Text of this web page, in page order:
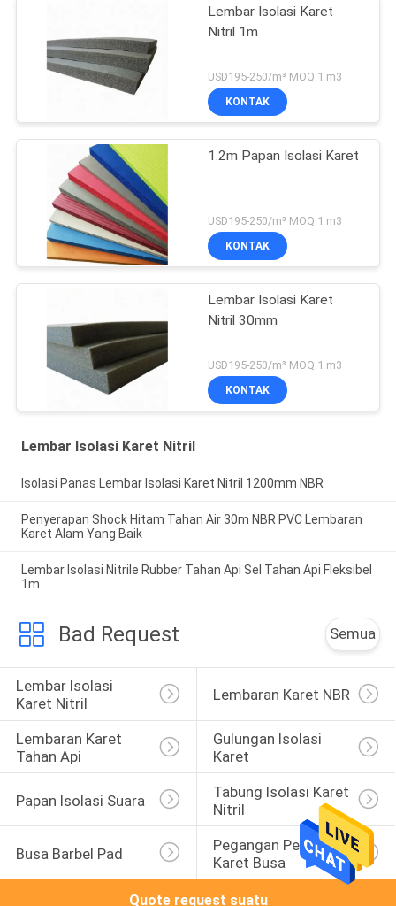
Lembar Isolasi Karet
Nitril 1m
USD195-250/m³ MOQ:1 m3
KONTAK
1.2m Papan Isolasi Karet
USD195-250/m³ MOQ:1 m3
KONTAK
Lembar Isolasi Karet
Nitril 30mm
USD195-250/m³ MOQ:1 m3
KONTAK
Lembar Isolasi Karet Nitril
Isolasi Panas Lembar Isolasi Karet Nitril 1200mm NBR
Penyerapan Shock Hitam Tahan Air 30m NBR PVC Lembaran
Karet Alam Yang Baik
Lembar Isolasi Nitrile Rubber Tahan Api Sel Tahan Api Fleksibel
1m
Bad Request Semua
Lembar Isolasi
Karet Nitril
Lembaran Karet NBR
Lembaran Karet
Tahan Api
Gulungan Isolasi
Karet
Papan Isolasi Suara
Tabung Isolasi Karet
Nitril
Busa Barbel Pad
Pegangan Pegangan
Karet Busa
Quote request suatu